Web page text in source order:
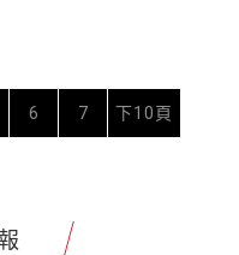
6 7 下10頁